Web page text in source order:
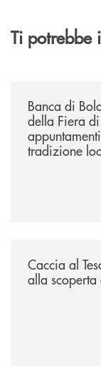
Ti potrebbe
Banca di
della Fiera
tradizione
Caccia al
alla scoperta